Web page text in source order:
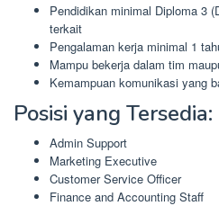
Pendidikan minimal Diploma 3
terkait
Pengalaman kerja minimal 1
Mampu bekerja dalam tim
Kemampuan komunikasi yang
Posisi yang Tersedia:
Admin Support
Marketing Executive
Customer Service Officer
Finance and Accounting Staff